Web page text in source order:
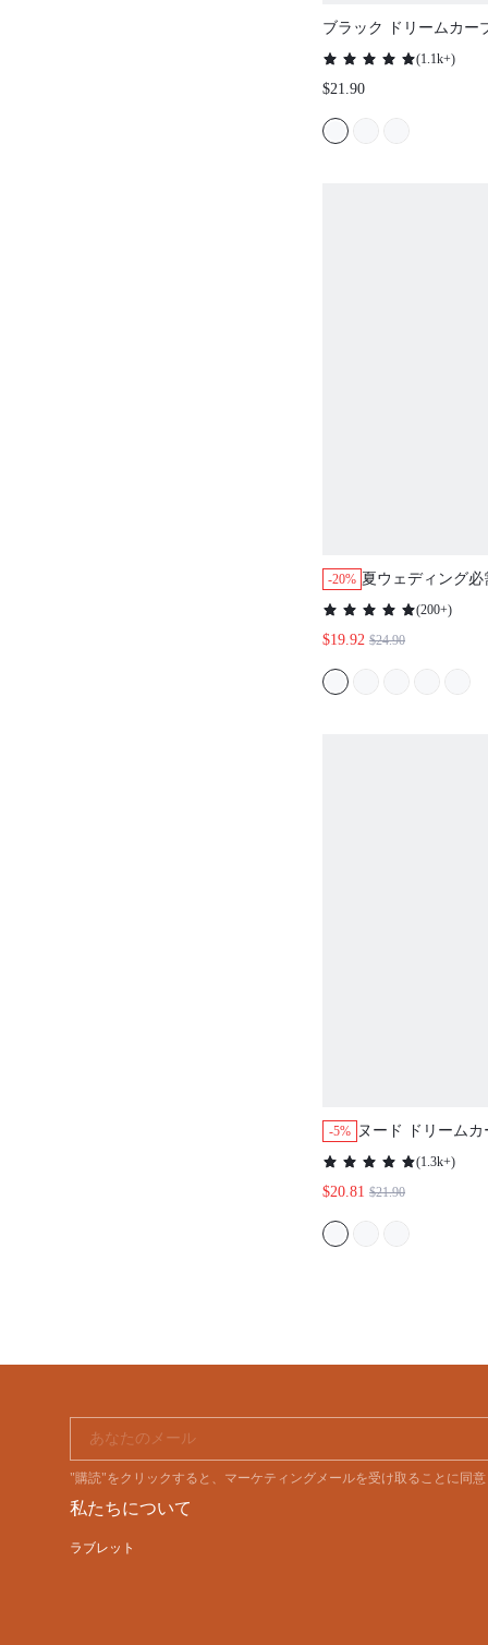
ブラック ドリームカー
トラップレス アンライ
爽やかな着心地のラン
ウェア ブラ ウィメン
フ ミニマイザー ウェ
(1.1k+)
$21.90
-20% 夏ウェディング
トコットン フリ
タンアップ ショ
ド ピンク エアリ
(200+)
$19.92 $24.90
-5% ヌード ドリーム
ストラップレス
ショー 爽やかな
リー アウターウ
ウェディングブラ
(1.3k+)
$20.81 $21.90
あなたのメール
"購読"をクリックすると、マーケティングメールを受け取ることに同
私たちについて
ラブレット